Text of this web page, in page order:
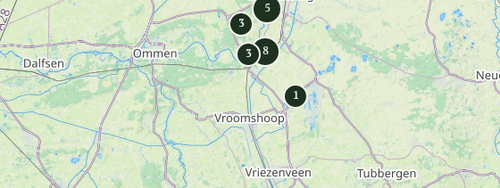
8
3
3
5
1